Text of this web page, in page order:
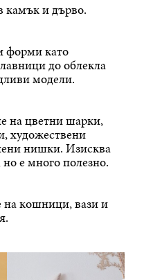
камък и дърво.
форми като
до облекла
модели.
на цветни шарки,
художествени
нишки. Изисква
е много полезно.
на кошници, вази и